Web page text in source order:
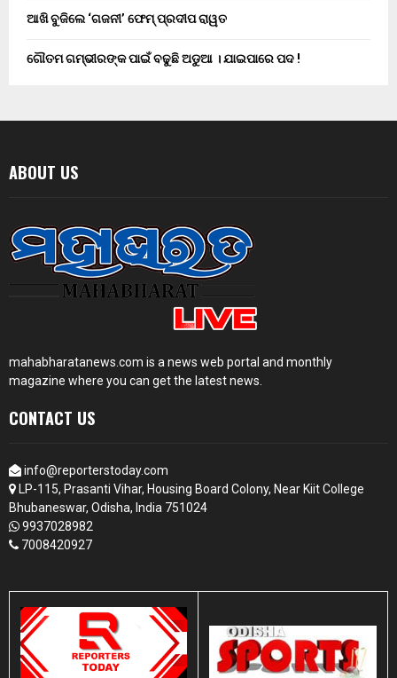
ଆଖି ବୁଜିଲେ ‘ଗଜନୀ’ ଫେମ୍ ପ୍ରଦୀପ ରାୱତ
ଗୌତମ ଗମ୍ଭୀରଙ୍କ ପାଇଁ ବଢୁଛି ଅଡୁଆ । ଯାଇପାରେ ପଦ !
ABOUT US
mahabharatanews.com is a news web portal and monthly
magazine where you can get the latest news.
CONTACT US
info@reporterstoday.com
LP-115, Prasanti Vihar, Housing Board Colony, Near Kiit College
Bhubaneswar, Odisha, India 751024
9937028982
7008420927